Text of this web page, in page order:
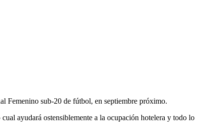
Femenino sub-20 de fútbol, en septiembre próximo.
ayudará ostensiblemente a la ocupación hotelera y todo lo